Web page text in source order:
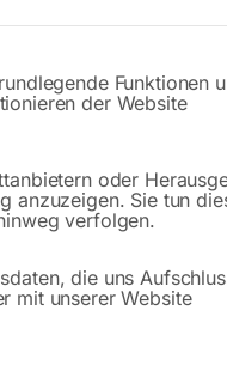
Sie haben
Gerne
Anfrageformular
eine Einwilligung erteilt
Funktionen
der Website
oder
anzuzeigen. Sie tun
verfolgen.
die uns
mit unserer Website